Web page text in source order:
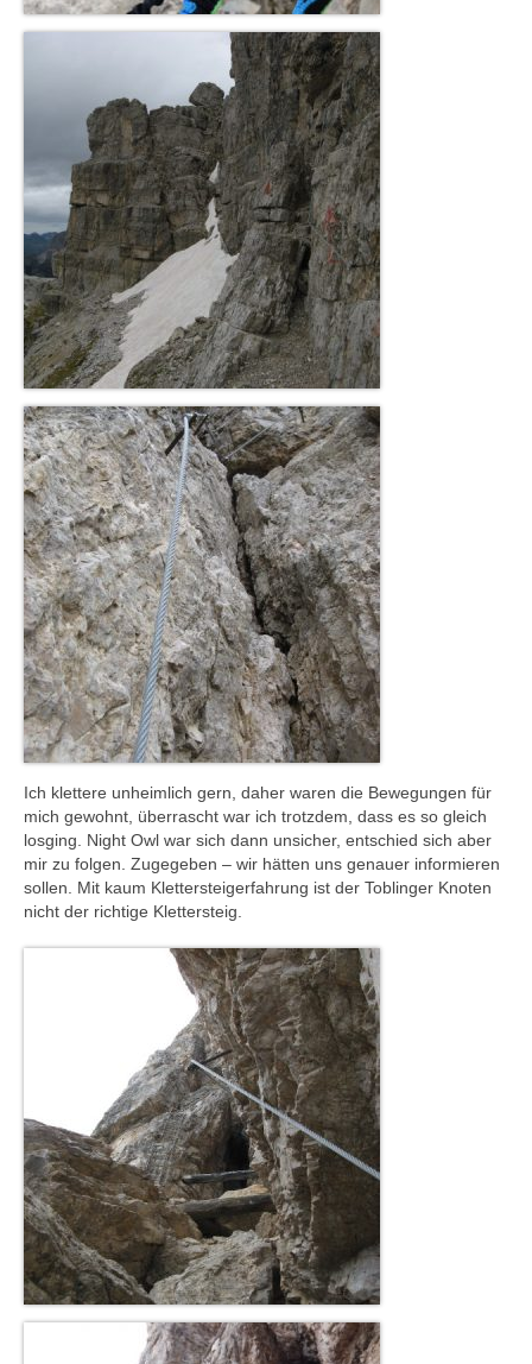
Ich klettere unheimlich gern, daher waren die Bewegungen für
mich gewohnt, überrascht war ich trotzdem, dass es so gleich
losging. Night Owl war sich dann unsicher, entschied sich aber
mir zu folgen. Zugegeben – wir hätten uns genauer informieren
sollen. Mit kaum Klettersteigerfahrung ist der Toblinger Knoten
nicht der richtige Klettersteig.